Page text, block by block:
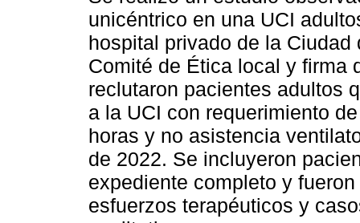
unicéntrico en una UCI
hospital privado de la
Comité de Ética local y firma
reclutaron pacientes adultos
a la UCI con requerimiento
horas y no asistencia
de 2022. Se incluyeron
expediente completo y
esfuerzos terapéuticos y